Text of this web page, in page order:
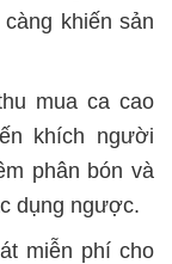
khiến sản
mua ca cao
khích người
phân bón và
dụng ngược.
miễn phí cho